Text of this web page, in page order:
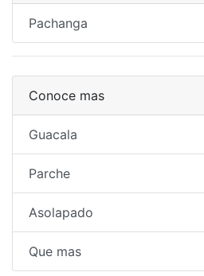
Pachanga
Conoce mas
Guacala
Parche
Asolapado
Que mas